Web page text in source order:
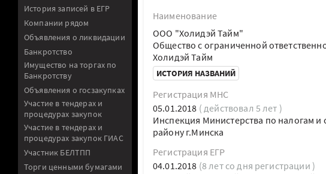
История записей в ЕГР
Компании рядом
Объявления о ликвидации
Банкротство
Имущество на торгах по
Банкротству
Объявления о госзакупках
Участие в тендерах и
процедурах закупок
Участие в тендерах и
процедурах закупок ГИАС
Участник БЕЛТПП
Торги ценными бумагами
Наименование
ООО "Холидэй Тайм"
Общество с ограниченной
Холидэй Тайм
ИСТОРИЯ НАЗВАНИЙ
Регистрация МНС
05.01.2018 ( действовал 5 лет )
Инспекция Министерства по налогам
району г.Минска
Регистрация ЕГР
04.01.2018 (8 лет со дня регистрации )